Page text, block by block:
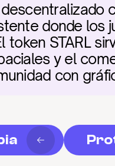
donde los
token STARL
y el
con